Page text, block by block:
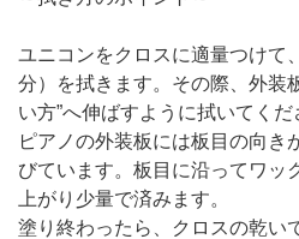
ユニコンをクロスに適量つけて
分）を拭きます。その際、外装
い方”へ伸ばすように拭いてくだ
ピアノの外装板には板目の向き
びています。板目に沿ってワッ
上がり少量で済みます。
塗り終わったら、クロスの乾い